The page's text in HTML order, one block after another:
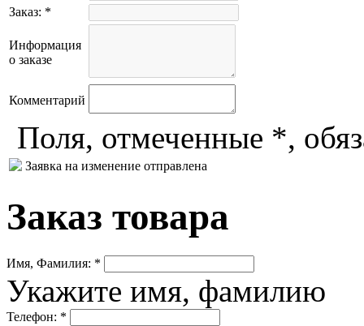
Заказ: *
Информация
о заказе
Комментарий
Поля, отмеченные *,
Заявка на изменение отправлена
Заказ товара
Имя, Фамилия: *
Укажите имя, фамилию
Телефон: *